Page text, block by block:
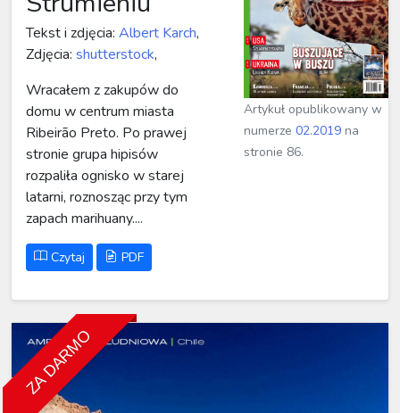
Tekst i zdjęcia: Albert Karch,
Zdjęcia: shutterstock,
Wracałem z zakupów do
domu w centrum miasta
Ribeirão Preto. Po prawej
stronie grupa hipisów
rozpaliła ognisko w starej
latarni, roznosząc przy tym
zapach marihuany....
Czytaj PDF
Artykuł opublikowany w
numerze02.2019 na
stronie 86.
ZA DARMO